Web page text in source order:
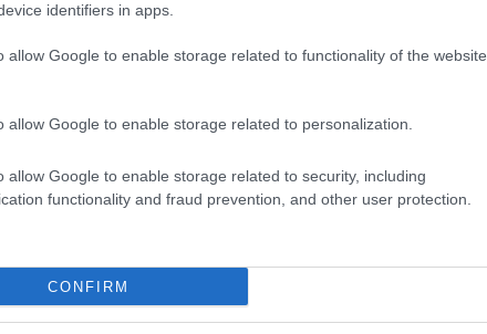
identifiers in apps.
allow Google to enable storage related to functionality of the website
allow Google to enable storage related to personalization.
allow Google to enable storage related to security, including
functionality and fraud prevention, and other user protection.
CONFIRM
képviselik az idei Grandon rendezvényen:
Pincészet, Fritz Birtok, Garai Pincészet, Lajvér
Szeleshát Borászat, Twickel Szőlőbirtok
csúcsborok, a bordói típusú házaításokat különösen
napsütéses órával rendelkező borvidéken kb.
a terroir ideális a cabernet franc, portugieser és a
villányi borászoknak köszönhetően erőteljes a
Borútja, illetve sok borfesztivál kapcsolódik a
borvidékén tanninban és alkoholban gazdag